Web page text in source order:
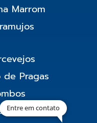
Marrom
Pragas
Entre em contato